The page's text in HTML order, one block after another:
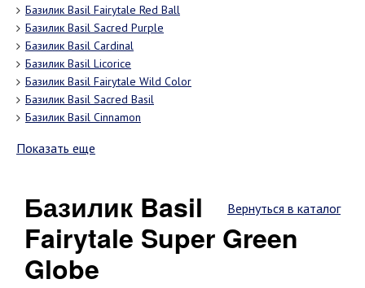
Базилик Basil Fairytale Red Ball
Базилик Basil Sacred Purple
Базилик Basil Cardinal
Базилик Basil Licorice
Базилик Basil Fairytale Wild Color
Базилик Basil Sacred Basil
Базилик Basil Cinnamon
Показать еще
Вернуться в каталог
Базилик Basil
Fairytale Super Green
Globe